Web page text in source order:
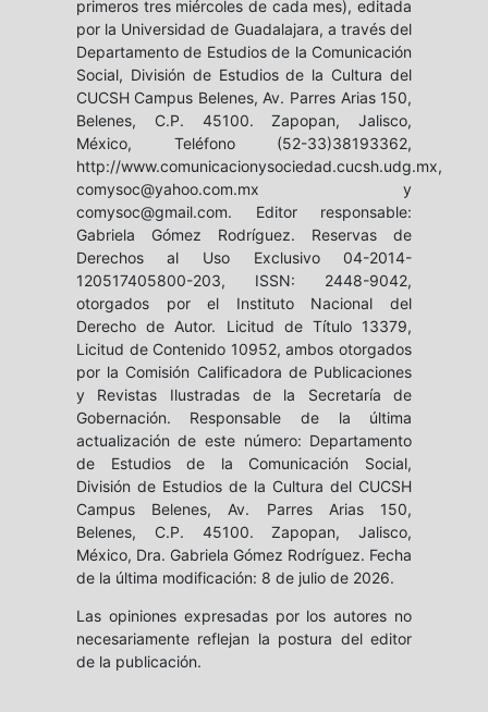
primeros tres miércoles de cada mes), editada
por la Universidad de Guadalajara, a través del
Departamento de Estudios de la Comunicación
Social, División de Estudios de la Cultura del
CUCSH Campus Belenes, Av. Parres Arias 150,
Belenes, C.P. 45100. Zapopan, Jalisco,
México, Teléfono (52-33)38193362,
http://www.comunicacionysociedad.cucsh.udg.mx,
comysoc@yahoo.com.mx y
comysoc@gmail.com. Editor responsable:
Gabriela Gómez Rodríguez. Reservas de
Derechos al Uso Exclusivo 04-2014-
120517405800-203, ISSN: 2448-9042,
otorgados por el Instituto Nacional del
Derecho de Autor. Licitud de Título 13379,
Licitud de Contenido 10952, ambos otorgados
por la Comisión Calificadora de Publicaciones
y Revistas Ilustradas de la Secretaría de
Gobernación. Responsable de la última
actualización de este número: Departamento
de Estudios de la Comunicación Social,
División de Estudios de la Cultura del CUCSH
Campus Belenes, Av. Parres Arias 150,
Belenes, C.P. 45100. Zapopan, Jalisco,
México, Dra. Gabriela Gómez Rodríguez. Fecha
de la última modificación: 8 de julio de 2026.
Las opiniones expresadas por los autores no
necesariamente reflejan la postura del editor
de la publicación.